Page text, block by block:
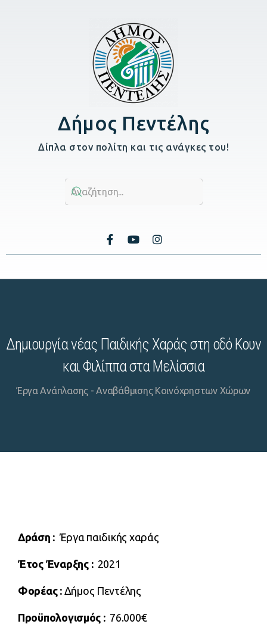
Δήμος Πεντέλης
Δίπλα στον πολίτη και τις ανάγκες του!
Δημιουργία νέας Παιδικής Χαράς στη οδό Κουν
και Φιλίππα στα Μελίσσια
Έργα Ανάπλασης - Αναβάθμισης Κοινόχρηστων Χώρων
Δράση : Έργα παιδικής χαράς
Έτος Έναρξης :2021
Φορέας :Δήμος Πεντέλης
Προϋπολογισμός : 76.000€